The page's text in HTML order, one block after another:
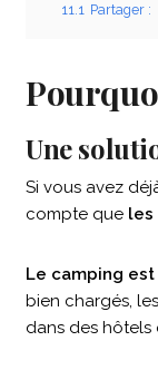
11.1 Partager :
Une
Si vous avez
compte que les
Le camping
bien chargés,
dans des hôtels